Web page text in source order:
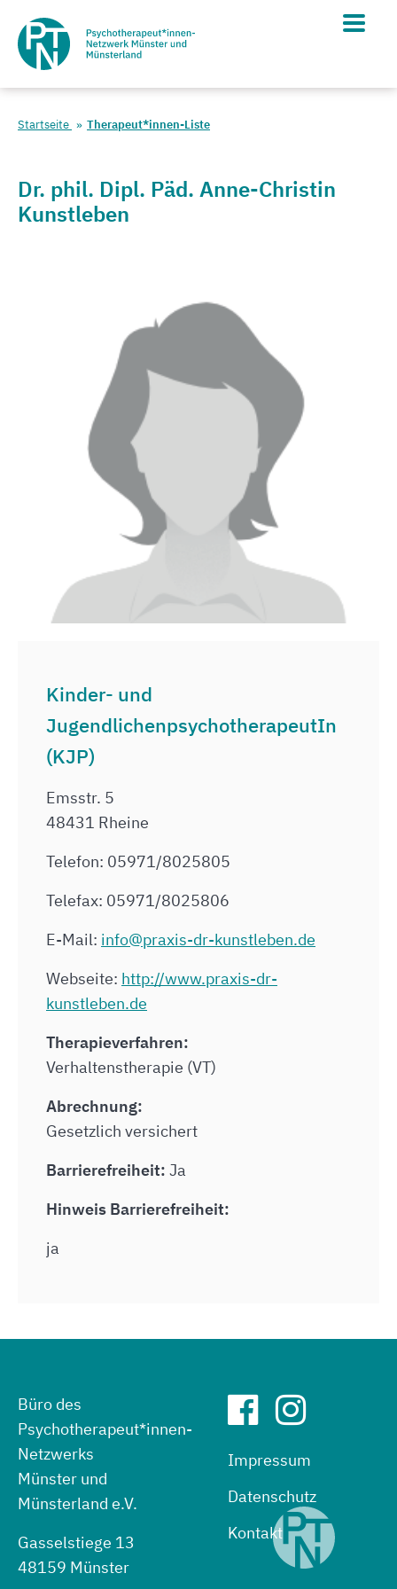
Startseite Therapeut*innen-Liste
Dr. phil. Dipl. Päd. Anne-Christin
Kunstleben
Kinder- und
JugendlichenpsychotherapeutIn
(KJP)
Emsstr. 5
48431 Rheine
Telefon: 05971/8025805
Telefax: 05971/8025806
E-Mail: info@praxis-dr-kunstleben.de
Webseite: http://www.praxis-dr-
kunstleben.de
Therapieverfahren:
Verhaltenstherapie (VT)
Abrechnung:
Gesetzlich versichert
Barrierefreiheit: Ja
Hinweis Barrierefreiheit:
ja
Büro des
Psychotherapeut*innen-
Netzwerks
Münster und
Münsterland e.V.
Gasselstiege 13
48159 Münster
Impressum
Datenschutz
Kontakt